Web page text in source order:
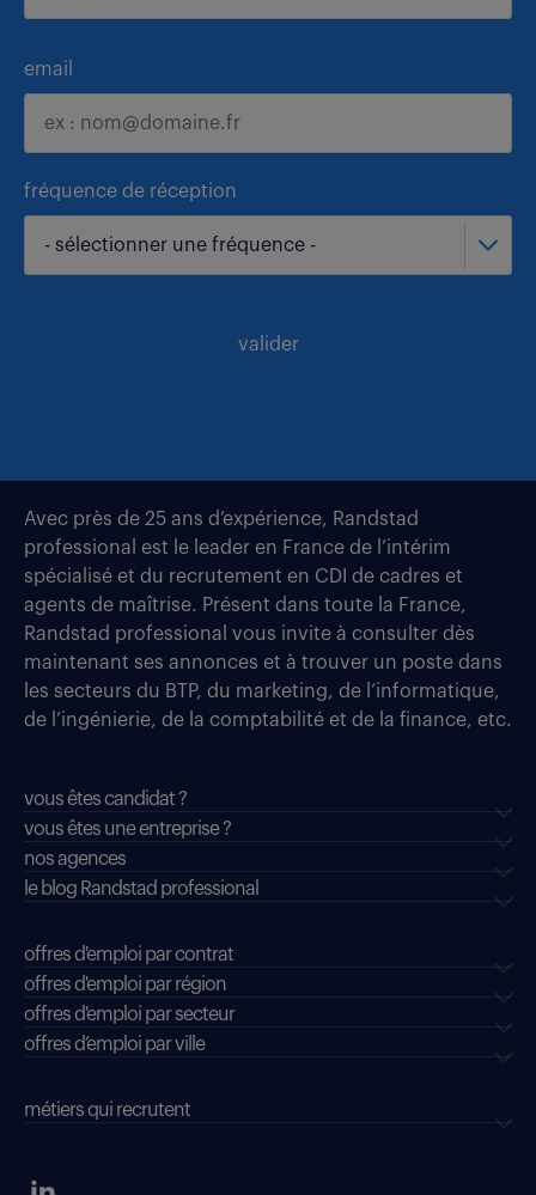
email
fréquence de réception
- sélectionner une fréquence -
valider
Avec près de 25 ans d’expérience, Randstad
professional est le leader en France de l’intérim
spécialisé et du recrutement en CDI de cadres et
agents de maîtrise. Présent dans toute la France,
Randstad professional vous invite à consulter dès
maintenant ses annonces et à trouver un poste dans
les secteurs du BTP, du marketing, de l’informatique,
de l’ingénierie, de la comptabilité et de la finance, etc.
vous êtes candidat ?
vous êtes une entreprise ?
nos agences
le blog Randstad professional
offres d'emploi par contrat
offres d'emploi par région
offres d'emploi par secteur
offres d’emploi par ville
métiers qui recrutent